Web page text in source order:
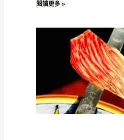
閱讀更多 »